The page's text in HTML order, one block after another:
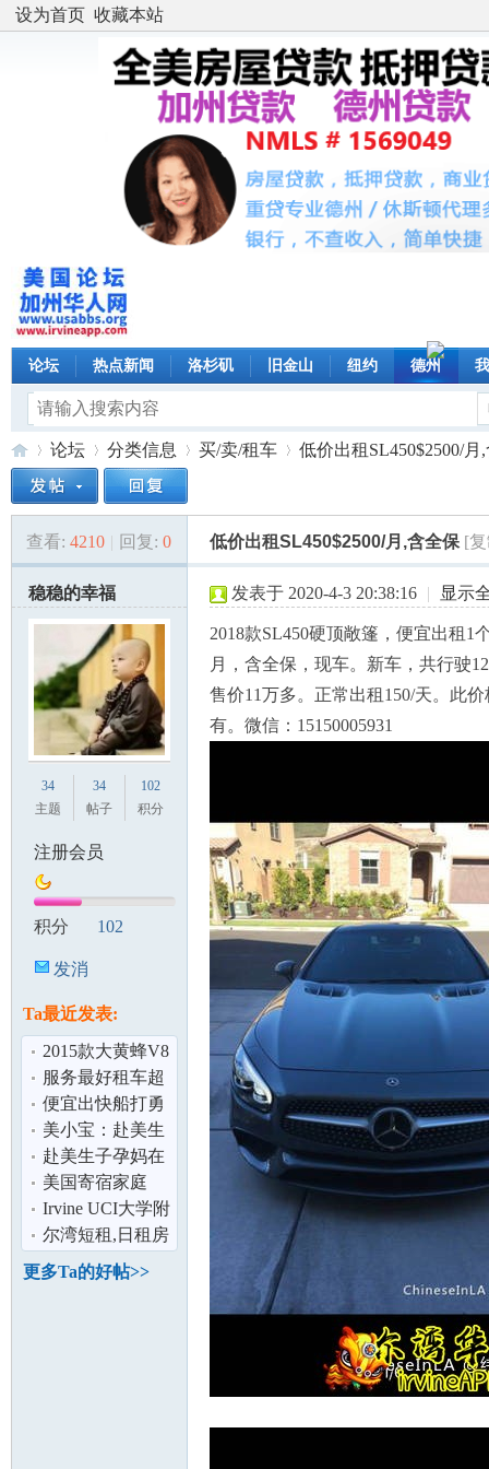
设为首页 收藏本站
论坛 热点新闻 洛杉矶 旧金山 纽约 德州
美»
论坛
›
分类信息 买/卖/租车
›
低价出租SL450$2500/月
查看: 4210 | 回复: 0 低价出租SL450$2500/月,含全保 [
稳稳的幸福
34
主题
34
帖子
102
积分
注册会员
积分 102
发消
Ta最近发表:
2015款大黄蜂V8
Camaro SS 改尾
翼/排气,提
服务最好租车超
跑轿跑豪车代步
车日系车出租
便宜出快船打勇
士3张tickets 可分
开卖Apr18
美小宝：赴美生
子是烧钱还是投
资？
赴美生子孕妈在
美国生宝宝要不
要提前买保险
美国寄宿家庭
Irvine UCI大学附
近 两房两浴 加超
大储藏室
尔湾短租,日租房
更多Ta的好帖>>
发表于 2020-4-3 20:38:16 | 显示
2018款SL450硬顶敞篷，便宜出租1
月，含全保，现车。新车，共行驶
售价11万多。正常出租150/天。此
有。微信：15150005931